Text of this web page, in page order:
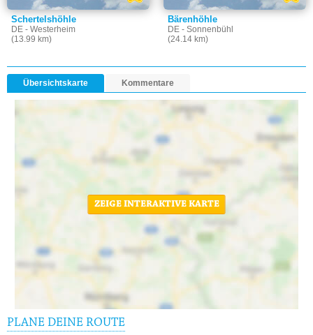
Schertelshöhle
DE - Westerheim
(13.99 km)
Bärenhöhle
DE - Sonnenbühl
(24.14 km)
Übersichtskarte Kommentare
ZEIGE INTERAKTIVE KARTE
PLANE DEINE ROUTE